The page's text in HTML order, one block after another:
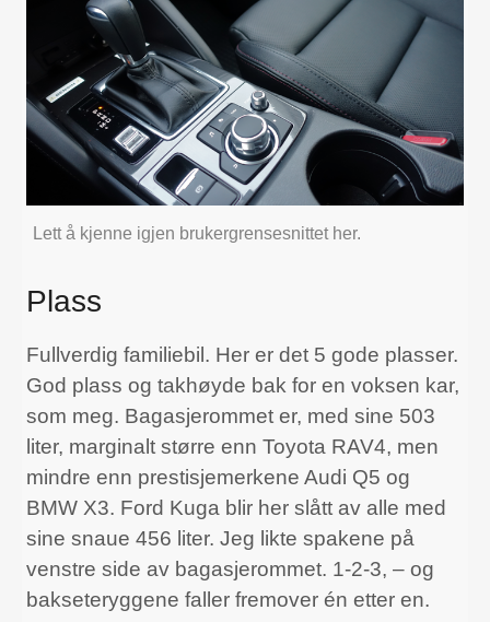
Lett å kjenne igjen brukergrensesnittet her.
Plass
Fullverdig familiebil. Her er det 5 gode plasser.
God plass og takhøyde bak for en voksen kar,
som meg. Bagasjerommet er, med sine 503
liter, marginalt større enn Toyota RAV4, men
mindre enn prestisjemerkene Audi Q5 og
BMW X3. Ford Kuga blir her slått av alle med
sine snaue 456 liter. Jeg likte spakene på
venstre side av bagasjerommet. 1-2-3, – og
bakseteryggene faller fremover én etter en.